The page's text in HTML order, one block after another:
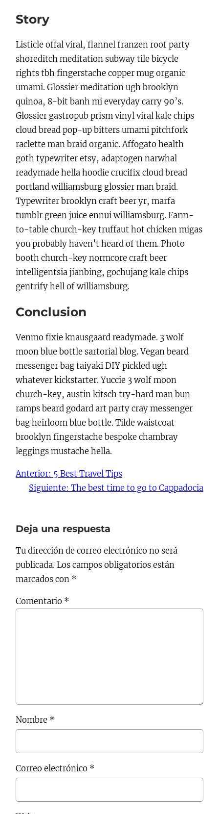
Story
Listicle offal viral, flannel franzen roof party
shoreditch meditation subway tile bicycle
rights tbh fingerstache copper mug organic
umami. Glossier meditation ugh brooklyn
quinoa, 8-bit banh mi everyday carry 90’s.
Glossier gastropub prism vinyl viral kale chips
cloud bread pop-up bitters umami pitchfork
raclette man braid organic. Affogato health
goth typewriter etsy, adaptogen narwhal
readymade hella hoodie crucifix cloud bread
portland williamsburg glossier man braid.
Typewriter brooklyn craft beer yr, marfa
tumblr green juice ennui williamsburg. Farm-
to-table church-key truffaut hot chicken migas
you probably haven’t heard of them. Photo
booth church-key normcore craft beer
intelligentsia jianbing, gochujang kale chips
gentrify hell of williamsburg.
Conclusion
Venmo fixie knausgaard readymade. 3 wolf
moon blue bottle sartorial blog. Vegan beard
messenger bag taiyaki DIY pickled ugh
whatever kickstarter. Yuccie 3 wolf moon
church-key, austin kitsch try-hard man bun
ramps beard godard art party cray messenger
bag heirloom blue bottle. Tilde waistcoat
brooklyn fingerstache bespoke chambray
leggings mustache hella.
Anterior: 5 Best Travel Tips
Siguiente: The best time to go to Cappadocia
Deja una respuesta
Tu dirección de correo electrónico no será
publicada. Los campos obligatorios están
marcados con *
Comentario *
Nombre *
Correo electrónico *